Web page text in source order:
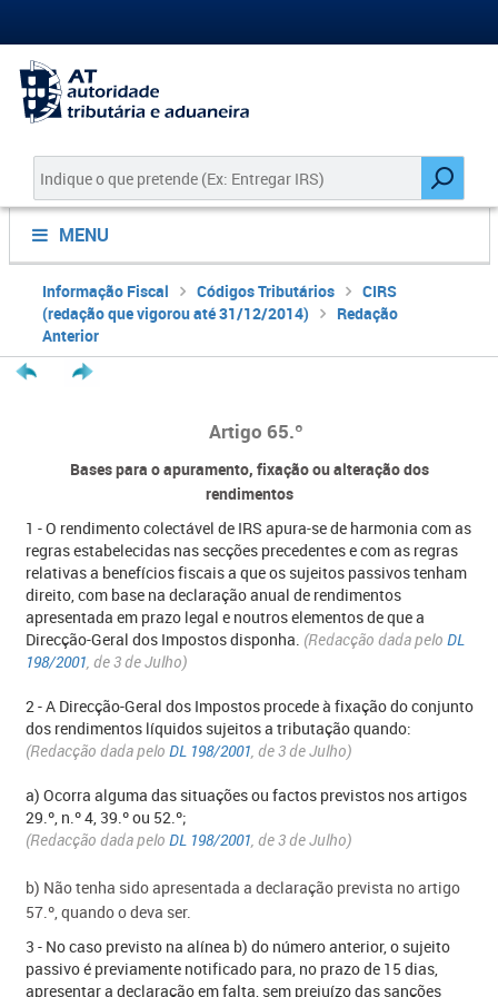
MENU
Informação Fiscal Códigos Tributários
CIRS
(redação que vigorou até 31/12/2014)
Redação
Anterior
Artigo 65.º
Bases para o apuramento, fixação ou alteração dos
rendimentos
1 - O rendimento colectável de IRS apura-se de harmonia com as
regras estabelecidas nas secções precedentes e com as regras
relativas a benefícios fiscais a que os sujeitos passivos tenham
direito, com base na declaração anual de rendimentos
apresentada em prazo legal e noutros elementos de que a
Direcção-Geral dos Impostos disponha. (Redacção dada pelo DL
198/2001, de 3 de Julho)
2 - A Direcção-Geral dos Impostos procede à fixação do conjunto
dos rendimentos líquidos sujeitos a tributação quando:
(Redacção dada pelo DL 198/2001, de 3 de Julho)
a) Ocorra alguma das situações ou factos previstos nos artigos
29.º, n.º 4, 39.º ou 52.º;
(Redacção dada pelo DL 198/2001, de 3 de Julho)
b) Não tenha sido apresentada a declaração prevista no artigo
57.º, quando o deva ser.
3 - No caso previsto na alínea b) do número anterior, o sujeito
passivo é previamente notificado para, no prazo de 15 dias,
apresentar a declaração em falta, sem prejuízo das sanções